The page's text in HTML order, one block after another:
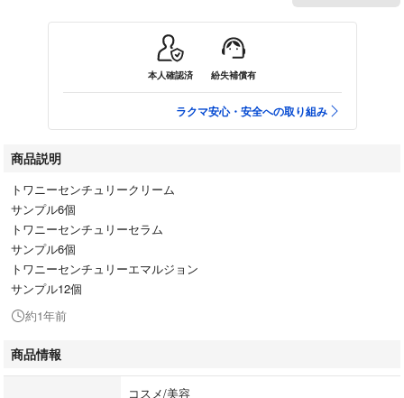
本人確認済 紛失補償有
ラクマ安心・安全への取り組み
商品説明
トワニーセンチュリークリーム
サンプル6個
トワニーセンチュリーセラム
サンプル6個
トワニーセンチュリーエマルジョン
サンプル12個
約1年前
商品情報
コスメ/美容